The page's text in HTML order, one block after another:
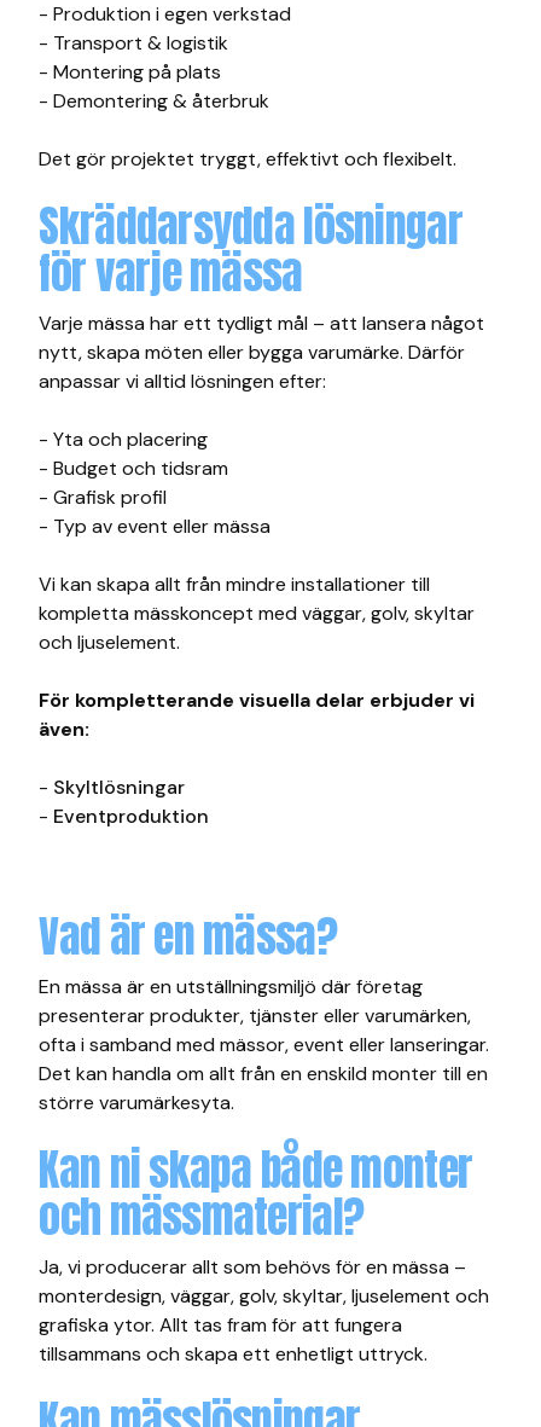
- Produktion i egen verkstad
- Transport & logistik
- Montering på plats
- Demontering & återbruk
Det gör projektet tryggt, effektivt och flexibelt.
Skräddarsydda lösningar
för varje mässa
Varje mässa har ett tydligt mål – att lansera något
nytt, skapa möten eller bygga varumärke. Därför
anpassar vi alltid lösningen efter:
- Yta och placering
- Budget och tidsram
- Grafisk profil
- Typ av event eller mässa
Vi kan skapa allt från mindre installationer till
kompletta mässkoncept med väggar, golv, skyltar
och ljuselement.
För kompletterande visuella delar erbjuder vi
även:
- Skyltlösningar
- Eventproduktion
Vad är en mässa?
En mässa är en utställningsmiljö där företag
presenterar produkter, tjänster eller varumärken,
ofta i samband med mässor, event eller lanseringar.
Det kan handla om allt från en enskild monter till en
större varumärkesyta.
Kan ni skapa både monter
och mässmaterial?
Ja, vi producerar allt som behövs för en mässa –
monterdesign, väggar, golv, skyltar, ljuselement och
grafiska ytor. Allt tas fram för att fungera
tillsammans och skapa ett enhetligt uttryck.